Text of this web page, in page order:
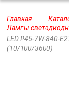
Главная
Лампы
LED P45-7W-840-
(10/100/3600)